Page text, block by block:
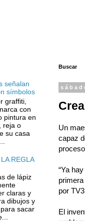
Buscar
Un
capaz
“Ya
por
El
señalan
símbolos
graffiti,
con
pintura en
reja o
su casa
REGLA
de lápiz
claras y
dibujos y
sacar